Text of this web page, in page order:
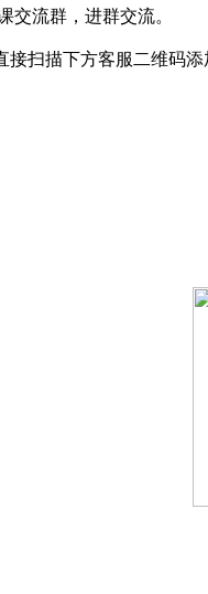
流群，进群交流。
扫描下方客服二维码添